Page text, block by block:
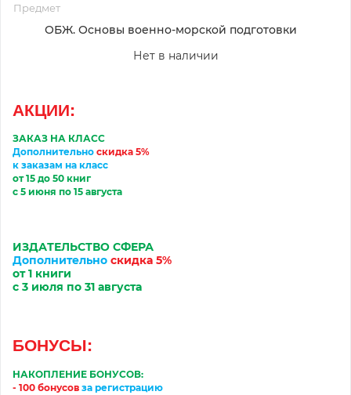
Предмет
ОБЖ. Основы военно-морской подготовки
Нет в наличии
АКЦИИ:
ЗАКАЗ НА КЛАСС
Дополнительно скидка 5%
к заказам на класс
от 15 до 50 книг
с 5 июня по 15 августа
ИЗДАТЕЛЬСТВО СФЕРА
Дополнительно скидка 5%
от 1 книги
с 3 июля по 31 августа
БОНУСЫ:
НАКОПЛЕНИЕ БОНУСОВ:
- 100 бонусов за регистрацию